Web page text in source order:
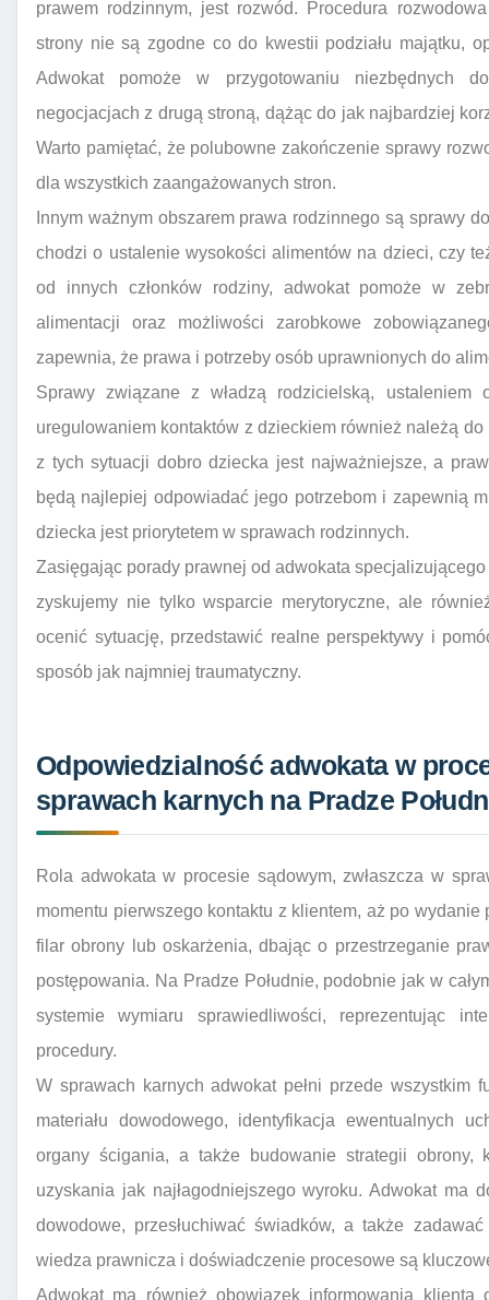
prawem rodzinnym, jest rozwód. Procedura
strony nie są zgodne co do kwestii podziału majątku,
Adwokat pomoże w przygotowaniu niezbędnych
negocjacjach z drugą stroną, dążąc do jak najbardziej
Warto pamiętać, że polubowne zakończenie sprawy
dla wszystkich zaangażowanych stron.
Innym ważnym obszarem prawa rodzinnego są sprawy
chodzi o ustalenie wysokości alimentów na dzieci, czy
od innych członków rodziny, adwokat pomoże w
alimentacji oraz możliwości zarobkowe
zapewnia, że prawa i potrzeby osób uprawnionych do
Sprawy związane z władzą rodzicielską, ustaleniem
uregulowaniem kontaktów z dzieckiem również należą
z tych sytuacji dobro dziecka jest najważniejsze, a
będą najlepiej odpowiadać jego potrzebom i zapewnią
dziecka jest priorytetem w sprawach rodzinnych.
Zasięgając porady prawnej od adwokata
zyskujemy nie tylko wsparcie merytoryczne, ale
ocenić sytuację, przedstawić realne perspektywy i
sposób jak najmniej traumatyczny.
Odpowiedzialność adwokata w
sprawach karnych na Pradze
Rola adwokata w procesie sądowym, zwłaszcza w
momentu pierwszego kontaktu z klientem, aż po
filar obrony lub oskarżenia, dbając o przestrzeganie
postępowania. Na Pradze Południe, podobnie jak w
systemie wymiaru sprawiedliwości, reprezentując
procedury.
W sprawach karnych adwokat pełni przede wszystkim
materiału dowodowego, identyfikacja ewentualnych
organy ścigania, a także budowanie strategii
uzyskania jak najłagodniejszego wyroku. Adwokat ma
dowodowe, przesłuchiwać świadków, a także
wiedza prawnicza i doświadczenie procesowe są
Adwokat ma również obowiązek informowania